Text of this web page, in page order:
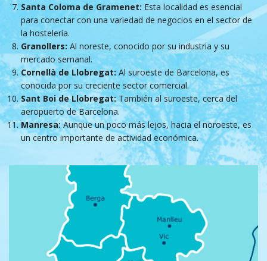
Santa Coloma de Gramenet: Esta localidad es esencial
para conectar con una variedad de negocios en el sector de
la hostelería.
Granollers: Al noreste, conocido por su industria y su
mercado semanal.
Cornellà de Llobregat: Al suroeste de Barcelona, es
conocida por su creciente sector comercial.
Sant Boi de Llobregat:También al suroeste, cerca del
aeropuerto de Barcelona.
Manresa:Aunque un poco más lejos, hacia el noroeste, es
un centro importante de actividad económica.